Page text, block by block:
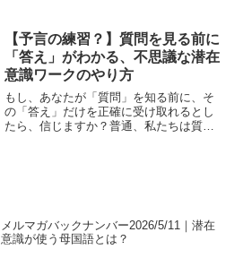
法のひとつフォーカシング技法は、まさ
にそのために生まれた技法...
【予言の練習？】質問を見る前に
「答え」がわかる、不思議な潜在
意識ワークのやり方
もし、あなたが「質問」を知る前に、そ
の「答え」だけを正確に受け取れるとし
たら、信じますか？普通、私たちは質問
メルマガバックナンバー2026/5/11｜潜在
意識が使う母国語とは？